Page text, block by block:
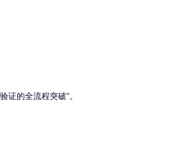
证的全流程突破”。